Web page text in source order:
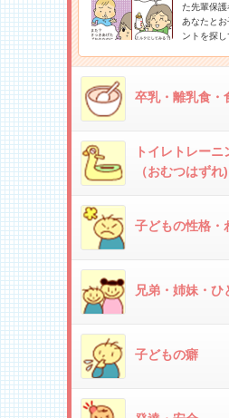
た先輩保護
あなたと
ントを探し
卒乳・離乳食・
トイレトレーニ
（おむつはずれ)
子どもの性格・
兄弟・姉妹・ひ
子どもの癖